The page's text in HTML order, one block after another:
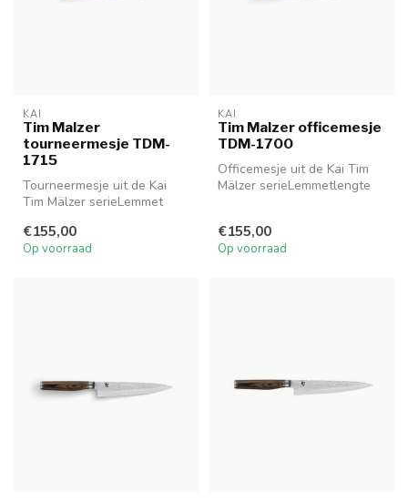
KAI
Tim Malzer
tourneermesje TDM-
1715
Tourneermesje uit de Kai
Tim Mälzer serieLemmet
TDM 1715
€155,00
Op voorraad
KAI
Tim Malzer officemesje
TDM-1700
Officemesje uit de Kai Tim
Mälzer serieLemmetlengte
€155,00
Op voorraad